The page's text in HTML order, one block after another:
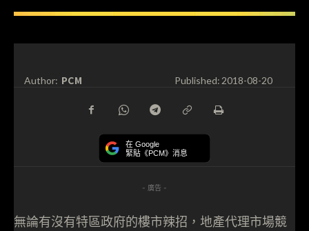
Author: PCM Published:2018-08-20
在 Google
緊貼《PCM》消息
- 廣告 -
無論有沒有特區政府的樓市辣招，地產代理市場競